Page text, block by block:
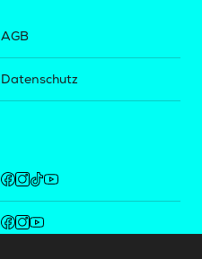
AGB
Datenschutz